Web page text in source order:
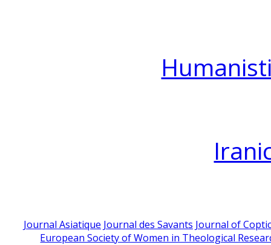
Journal Asiatique Journal des Savants Journal of
European Society of Women in Theological